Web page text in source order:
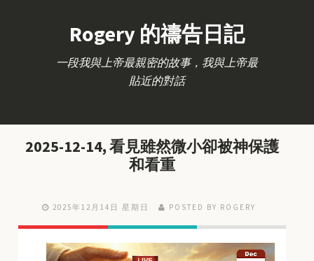
Rogery 的禱告日記
一段我與上帝最親密的故事，我與上帝最
貼近的對話
2025-12-14, 看見雖然微小卻被神保護
和看重
2025年12月14日 星期日 POSTED BY ROGERY